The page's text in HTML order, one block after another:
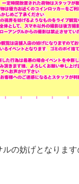
の妨げとなりま